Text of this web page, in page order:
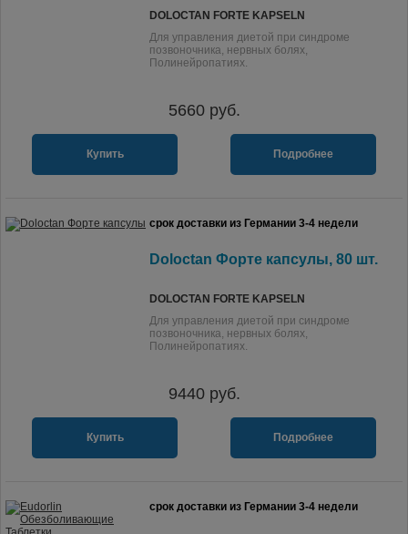
DOLOCTAN FORTE KAPSELN
Для управления диетой при синдроме
позвоночника, нервных болях,
Полинейропатиях.
5660руб.
Купить Подробнее
срок доставки из Германии 3-4 недели
Doloctan Форте капсулы, 80 шт.
DOLOCTAN FORTE KAPSELN
Для управления диетой при синдроме
позвоночника, нервных болях,
Полинейропатиях.
9440руб.
Купить Подробнее
срок доставки из Германии 3-4 недели